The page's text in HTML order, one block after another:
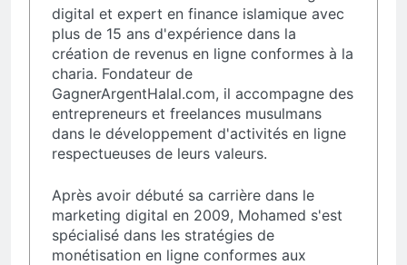
digital et expert en finance islamique avec
plus de 15 ans d'expérience dans la
création de revenus en ligne conformes à la
charia. Fondateur de
GagnerArgentHalal.com, il accompagne des
entrepreneurs et freelances musulmans
dans le développement d'activités en ligne
respectueuses de leurs valeurs.
Après avoir débuté sa carrière dans le
marketing digital en 2009, Mohamed s'est
spécialisé dans les stratégies de
monétisation en ligne conformes aux